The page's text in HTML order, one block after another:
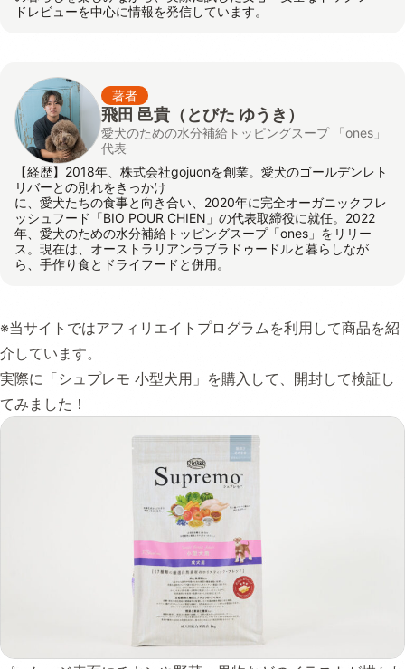
ドレビューを中心に情報を発信しています。
著者
飛田 邑貴 （とびた ゆうき）
愛犬のための水分補給トッピングスープ 「ones」
代表
【経歴】2018年、株式会社gojuonを創業。愛犬のゴールデンレト
リバーとの別れをきっかけ
に、愛犬たちの食事と向き合い、2020年に完全オーガニックフレ
ッシュフード「BIO POUR CHIEN」の代表取締役に就任。2022
年、愛犬のための水分補給トッピングスープ「ones」をリリー
ス。現在は、オーストラリアンラブラドゥードルと暮らしなが
ら、手作り食とドライフードと併用。
※当サイトではアフィリエイトプログラムを利用して商品を紹
介しています。
実際に「シュプレモ 小型犬用」を購入して、開封して検証し
てみました！